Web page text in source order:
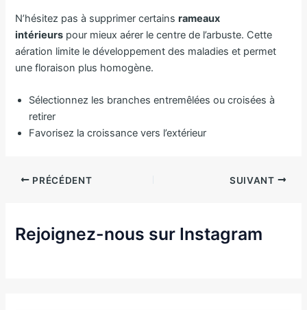
N’hésitez pas à supprimer certainsrameaux
intérieurs pour mieux aérer le centre de l’arbuste. Cette
aération limite le développement des maladies et permet
une floraison plus homogène.
Sélectionnez les branches entremêlées ou croisées à
retirer
Favorisez la croissance vers l’extérieur
PRÉCÉDENT SUIVANT
Rejoignez-nous sur Instagram